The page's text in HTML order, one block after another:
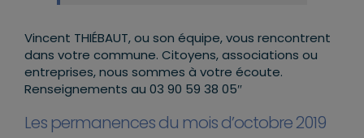
Vincent THIÉBAUT, ou son équipe, vous rencontrent
dans votre commune. Citoyens, associations ou
entreprises, nous sommes à votre écoute.
Renseignements au 03 90 59 38 05″
Les permanences du mois d’octobre 2019